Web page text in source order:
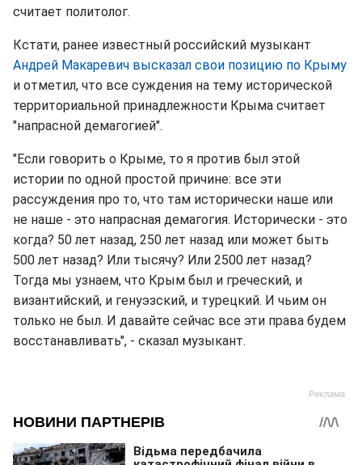
считает политолог.
Кстати, ранее известный российский музыкант
Андрей Макаревич высказал свои позицию по Крыму
и отметил, что все суждения на тему исторической
территориальной принадлежности Крыма считает
"напрасной демагогией".
"Если говорить о Крыме, то я против был этой
истории по одной простой причине: все эти
рассуждения про то, что там исторически наше или
не наше - это напрасная демагогия. Исторически - это
когда? 50 лет назад, 250 лет назад или может быть
500 лет назад? Или тысячу? Или 2500 лет назад?
Тогда мы узнаем, что Крым был и греческий, и
византийский, и генуэзский, и турецкий. И чьим он
только не был. И давайте сейчас все эти права будем
восстанавливать", - сказал музыкант.